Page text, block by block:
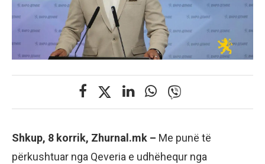
Shkup, 8 korrik, Zhurnal.mk – Me punë të
përkushtuar nga Qeveria e udhëhequr nga